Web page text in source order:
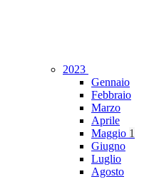
2023
Gennaio
Febbraio
Marzo
Aprile
Maggio 1
Giugno
Luglio
Agosto